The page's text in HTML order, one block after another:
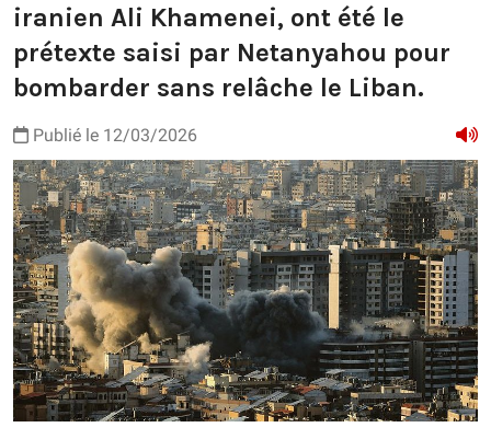
iranien Ali Khamenei, ont été le
prétexte saisi par Netanyahou pour
bombarder sans relâche le Liban.
Publié le 12/03/2026